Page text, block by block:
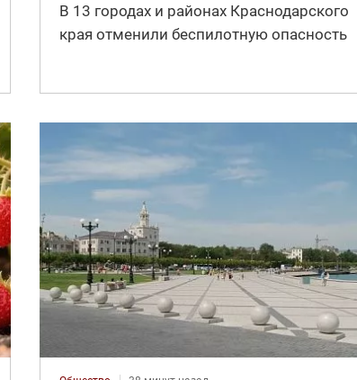
В 13 городах и районах Краснодарского
края отменили беспилотную опасность